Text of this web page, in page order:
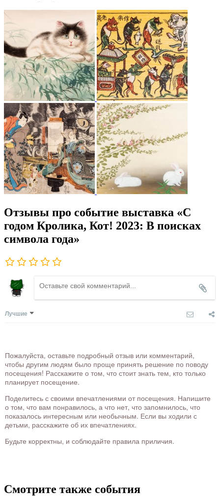
Отзывы про событие выставка «С
годом Кролика, Кот! 2023: В поисках
символа года»
Лучшие
Пожалуйста, оставьте подробный отзыв или комментарий,
чтобы другим людям было проще принять решение по поводу
посещения! Расскажите о том, что стоит знать тем, кто только
планирует посещение.
Поделитесь с своими впечатлениями от посещения. Напишите
о том, что вам понравилось, а что нет, что запомнилось, что
показалось интересным или необычным. Если вы ходили с
детьми, расскажите об их впечатлениях.
Будьте корректны, и соблюдайте правила приличия.
Смотрите также события